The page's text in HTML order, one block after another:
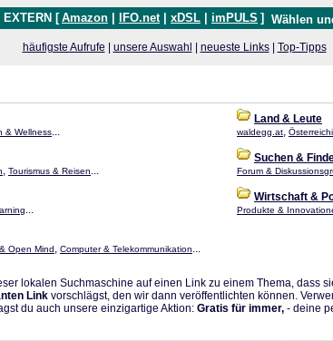
[ Amazon IFO.net xDSL imPULS ] Wählen
häufigste Aufrufe unsere Auswahl neueste Links| Top-Tipps
& Wellness...
Land & Leute
waldegg.at,
, Tourismus & Reisen...
Suchen &
Forum &
...
Wirtschaft &
Produkte &
Open Mind, Computer & Telekommunikation...
lokalen Suchmaschine auf einen Link zu einem Thema, dass
Link vorschlägst, den wir dann veröffentlichten können.
du auch unsere einzigartige Aktion: Gratis für immer, - deine